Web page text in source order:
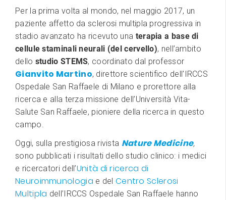
Per la prima volta al mondo, nel maggio 2017, un
paziente affetto da sclerosi multipla progressiva in
stadio avanzato ha ricevuto una terapia a base di
cellule staminali neurali (del cervello), nell’ambito
dello studio STEMS, coordinato dal professor
Gianvito Martino, direttore scientifico dell'IRCCS
Ospedale San Raffaele di Milano e prorettore alla
ricerca e alla terza missione dell’Università Vita-
Salute San Raffaele, pioniere della ricerca in questo
campo.
Oggi, sulla prestigiosa rivista Nature Medicine,
sono pubblicati i risultati dello studio clinico: i medici
e ricercatori dell’Unità di ricerca di
Neuroimmunologia e del Centro Sclerosi
Multipla dell’IRCCS Ospedale San Raffaele hanno